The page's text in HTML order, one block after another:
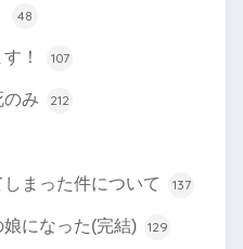
48
！ 107
のみ 212
まった件について 137
になった(完結) 129